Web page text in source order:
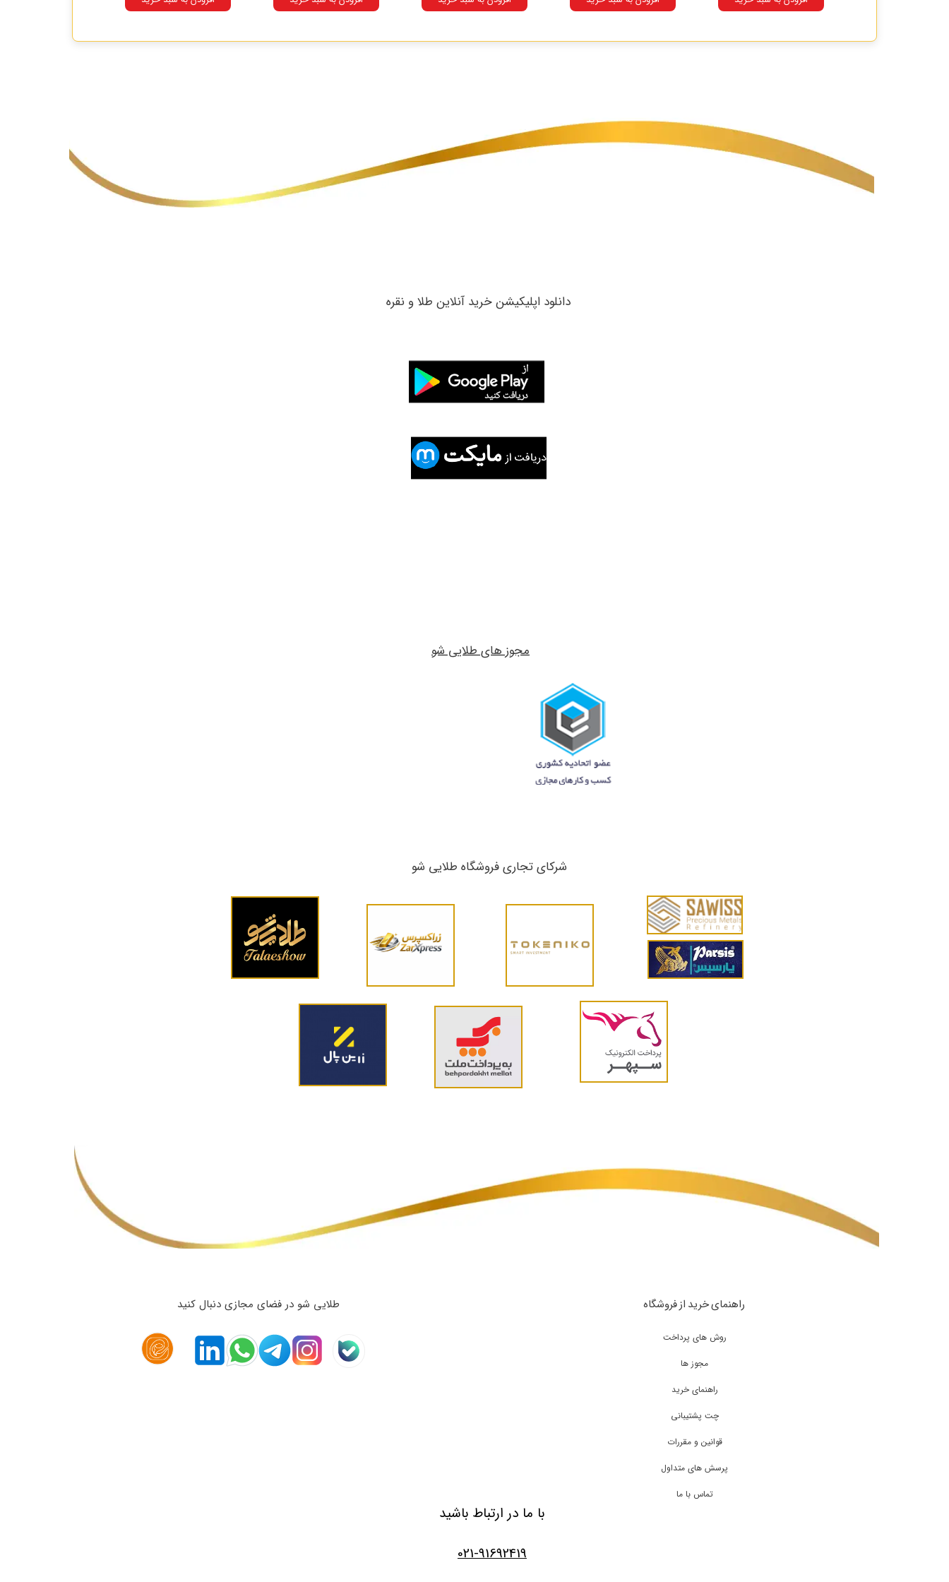
روش های پرداخت
مجوز ها
راهنمای خرید
چت پشتیبانی
قوانین و مقررات
پرسش های متداول
تماس با ما
راهنمای خرید از فروشگاه
شرکای تجاری ​​​​​​​فروشگاه طلایی شو
​دانلود اپلیکیشن خرید آنلاین طلا و نقره
مجوز های طلایی شو
طلایی شو در فضای مجازی دنبال کنید
021-91692419
با ما در ارتباط باشید